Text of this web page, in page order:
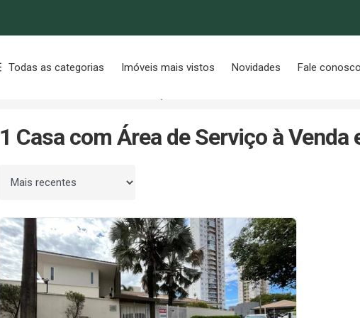
Todas as categorias Imóveis mais vistos Novidades Fale conosco
1 Casa com Área de Serviço à Venda
Ordenar por